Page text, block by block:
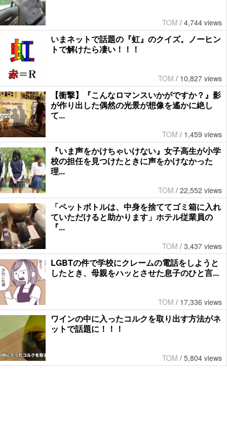
TOM / 4,744 views
いまネットで話題の『虹』のクイズ。ノーヒン
トで解けたら凄い！！！
TOM / 10,827 views
【衝撃】『こんなロマンスいかがですか？』影
が作り出した偶然の光景が想像を遙かに絶し
て...
TOM / 1,459 views
『いま声をかけちゃいけない』女子高生が小学
校の担任を見つけたときに声をかけなかった
理...
TOM / 22,552 views
「ペットボトルは、中身を捨ててゴミ箱に入れ
ていただけると助かります」ホテル従業員の
『...
TOM / 3,437 views
LGBTの件で学校にクレームの電話をしようと
したとき、母親をハッとさせた息子のひと言...
TOM / 17,336 views
ワインの中に入ったコルクを取り出す方法がネ
ットで話題に！！！
TOM / 5,804 views